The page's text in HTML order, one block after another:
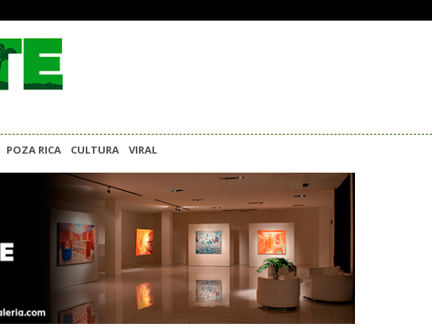
POZA RICA CULTURA VIRAL